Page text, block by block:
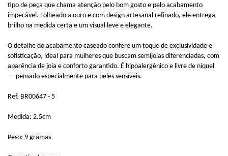
tipo de peça que chama atenção pelo bom gosto e pelo acabamento
impecável. Folheado a ouro e com design artesanal refinado, ele entrega
brilho na medida certa e um visual leve e elegante.
O detalhe do acabamento caseado confere um toque de exclusividade e
sofisticação, ideal para mulheres que buscam semijoias diferenciadas, com
aparência de joia e conforto garantido. É hipoalergênico e livre de níquel
— pensado especialmente para peles sensíveis.
Ref. BR00647 - 5
Medida: 2.5cm
Peso: 9 gramas